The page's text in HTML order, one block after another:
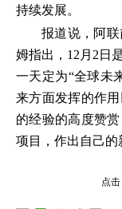
持续发展。
报道说，阿
姆指出，12月2日
一天定为“全球未
来方面发挥的作
的经验的高度赞
项目，作出自己的
点击